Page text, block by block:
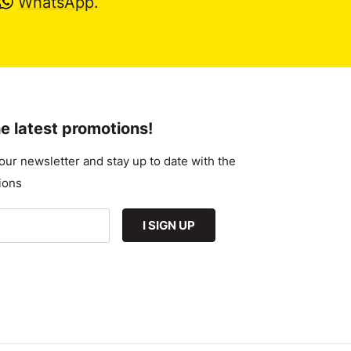
latest promotions!
newsletter and stay up to date with the
I SIGN UP